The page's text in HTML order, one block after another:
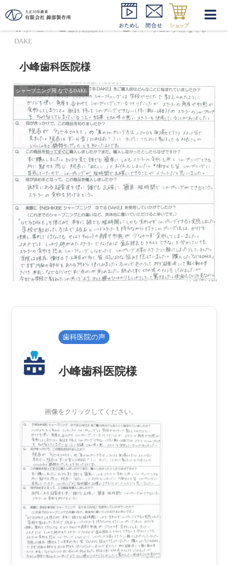
ホーム 歯科医院の声
シャープニング用 なでる
DAKE
小峰歯科医院様
シャープニング用 なでるDAKE
歯科医院の声
小峰歯科医院様
画像をクリックしてください。